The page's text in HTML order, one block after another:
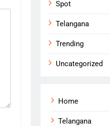
Spot
Telangana
Trending
Uncategorized
Home
Telangana